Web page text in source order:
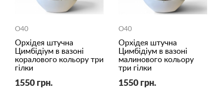
O40
Орхідея штучна
Цимбідіум в вазоні
коралового кольору три
гілки
1550 грн.
O40
Орхідея штучна
Цимбідіум в вазоні
малинового кольору
три гілки
1550 грн.